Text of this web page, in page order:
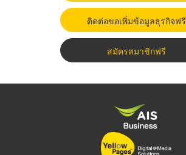
ติดต่อขอเพิ่มข้อมูลธุรกิจฟรี
สมัครสมาชิกฟรี